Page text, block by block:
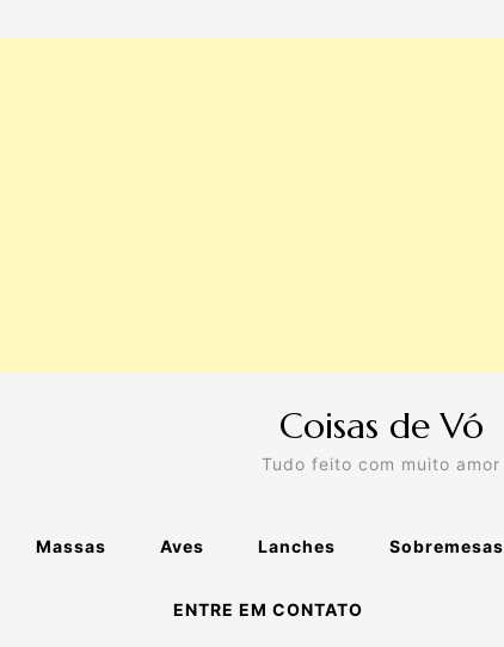
Coisas de Vó
Tudo feito com muito amor
Massas Aves Lanches Sobremesas
ENTRE EM CONTATO